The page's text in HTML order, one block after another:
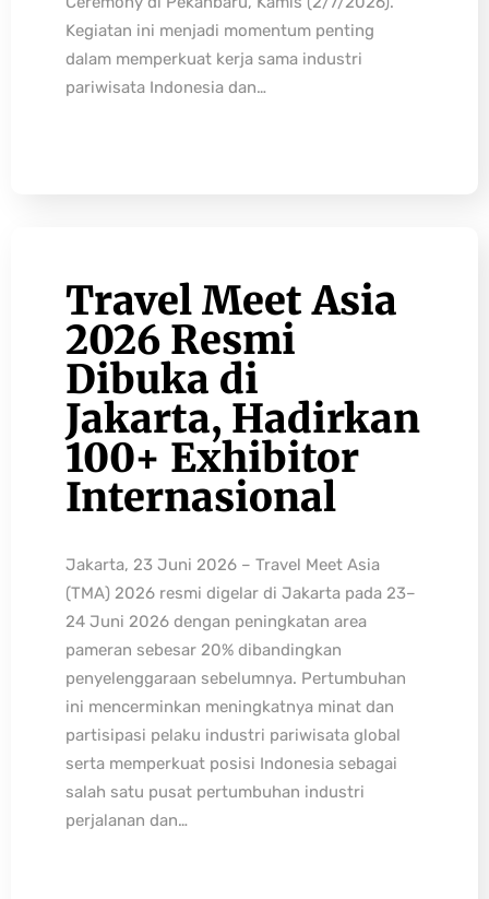
Kegiatan ini menjadi momentum penting
dalam memperkuat kerja sama industri
pariwisata Indonesia dan…
Travel Meet Asia
2026 Resmi
Dibuka di
Jakarta, Hadirkan
100+ Exhibitor
Internasional
Jakarta, 23 Juni 2026 – Travel Meet Asia
(TMA) 2026 resmi digelar di Jakarta pada 23–
24 Juni 2026 dengan peningkatan area
pameran sebesar 20% dibandingkan
penyelenggaraan sebelumnya. Pertumbuhan
ini mencerminkan meningkatnya minat dan
partisipasi pelaku industri pariwisata global
serta memperkuat posisi Indonesia sebagai
salah satu pusat pertumbuhan industri
perjalanan dan…